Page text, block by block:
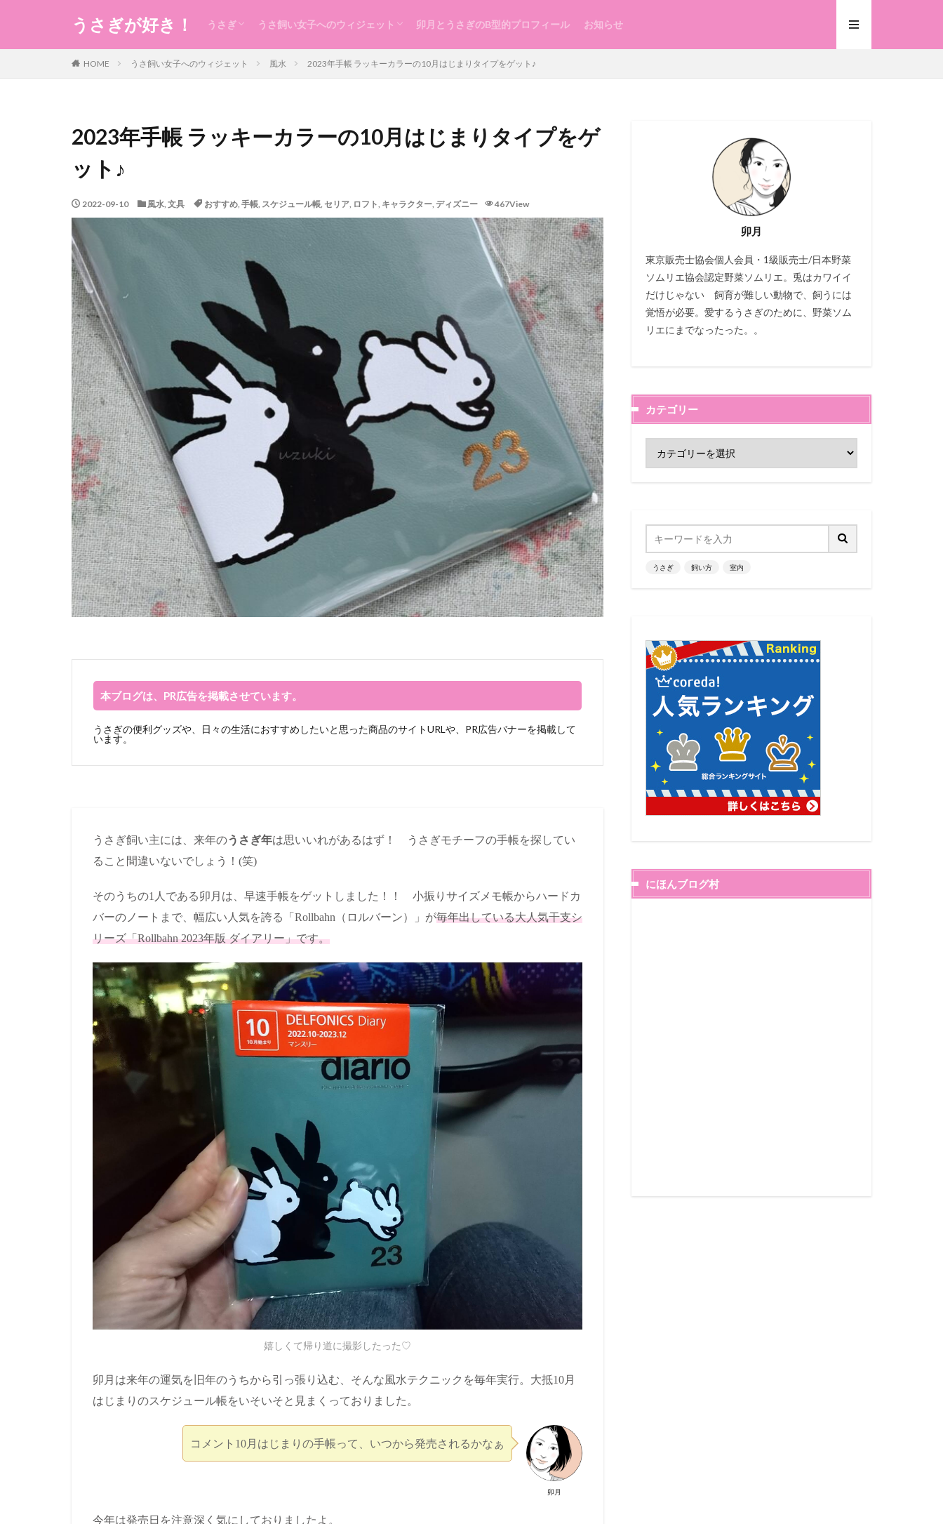
うさぎが好き！ うさぎ うさ飼い女子へのウィジェット 卯月とうさぎのB型的プロフィール お知らせ
HOME うさ飼い女子へのウィジェット 風水 2023年手帳 ラッキーカラーの10月はじまりタイプをゲット♪
2023年手帳 ラッキーカラーの10月はじまりタイプをゲ
ット♪
2022-09-10 風水, 文具 おすすめ, 手帳, スケジュール帳, セリア, ロフト, キャラクター, ディズニー 467View
本ブログは、PR広告を掲載させています。
うさぎの便利グッズや、日々の生活におすすめしたいと思った商品のサイトURLや、PR広告バナーを掲載して
います。
うさぎ飼い主には、来年のうさぎ年は思いいれがあるはず！ うさぎモチーフの手帳を探してい
ること間違いないでしょう！(笑)
そのうちの1人である卯月は、早速手帳をゲットしました！！ 小振りサイズメモ帳からハードカ
バーのノートまで、幅広い人気を誇る「Rollbahn（ロルバーン）」が毎年出している大人気干支シ
リーズ「Rollbahn 2023年版 ダイアリー」です。
嬉しくて帰り道に撮影したった♡
卯月は来年の運気を旧年のうちから引っ張り込む、そんな風水テクニックを毎年実行。大抵10月
はじまりのスケジュール帳をいそいそと見まくっておりました。
卯月
コメント10月はじまりの手帳って、いつから発売されるかなぁ
今年は発売日を注意深く気にしておりましたよ。
卯月
東京販売士協会個人会員・1級販売士/日本野菜
ソムリエ協会認定野菜ソムリエ。兎はカワイイ
だけじゃない 飼育が難しい動物で、飼うには
覚悟が必要。愛するうさぎのために、野菜ソム
リエにまでなったった。。
カテゴリー
うさぎ 飼い方 室内
にほんブログ村